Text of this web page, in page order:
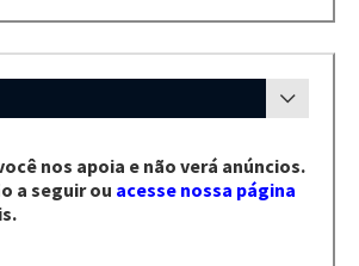
nos apoia e não verá anúncios.
a seguir ou acesse nossa página